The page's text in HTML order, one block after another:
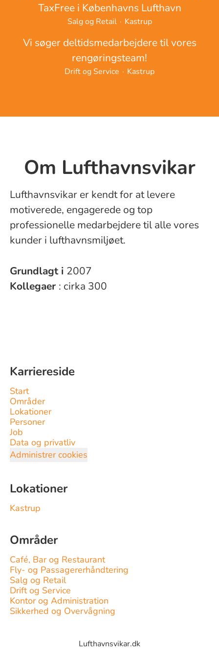
TaxFree i Københavns Lufthavn
Salg og Retail · Kastrup
Vi søger deltidsmedarbejdere til vores
rengøringsteam!
Drift og Service · Kastrup
Om Lufthavnsvikar
Lufthavnsvikar er kendt for at levere
motiverede, engagerede og top
professionelle medarbejdere til alle vores
kunder i lufthavnsmiljøet.
Grundlagt i 2007
Kollegaer : cirka 300
Karriereside
Start
Områder
Lokationer
Personer
Job
Data og privatliv
Administrer cookies
Lokationer
Kastrup
Områder
Café, Bar og Restaurant
Fly- og Passagererhåndtering
Salg og Retail
Drift og Service
Kontor og Administration
Sikkerhed og Overvågning
Lufthavnsvikar.dk